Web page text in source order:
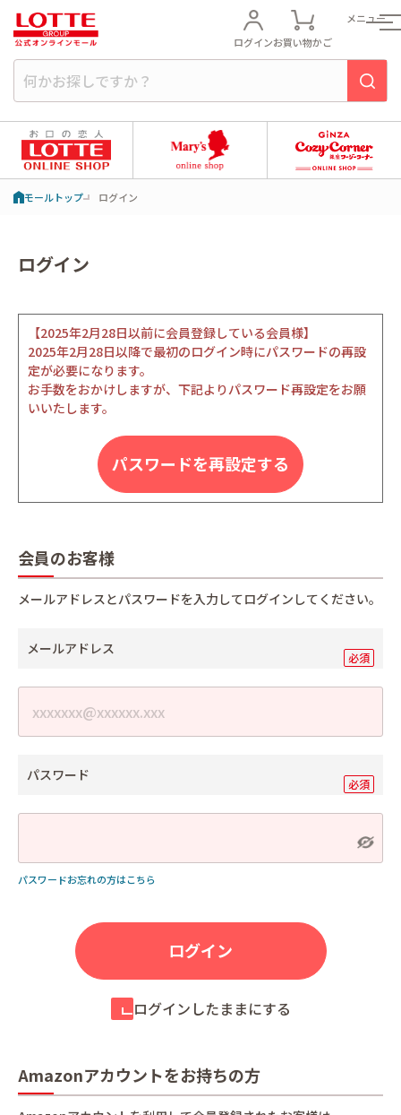
ログインお買い物かご
メニュー
モールトップ ログイン
ログイン
【2025年2月28日以前に会員登録している会員様】
2025年2月28日以降で最初のログイン時にパスワードの再設
定が必要になります。
お手数をおかけしますが、下記よりパスワード再設定をお願
いいたします。
パスワードを再設定する
会員のお客様
メールアドレスとパスワードを入力してログインしてください。
メールアドレス
パスワード
パスワードお忘れの方はこちら
ログインしたままにする
Amazonアカウントをお持ちの方